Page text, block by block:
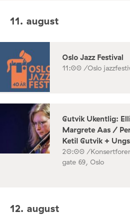
11. august
Oslo Jazz Festival
11:00 /Oslo
Gutvik Ukentlig:
Margrete Aas /
Ketil Gutvik +
20:00 /
gate 69, Oslo
12. august